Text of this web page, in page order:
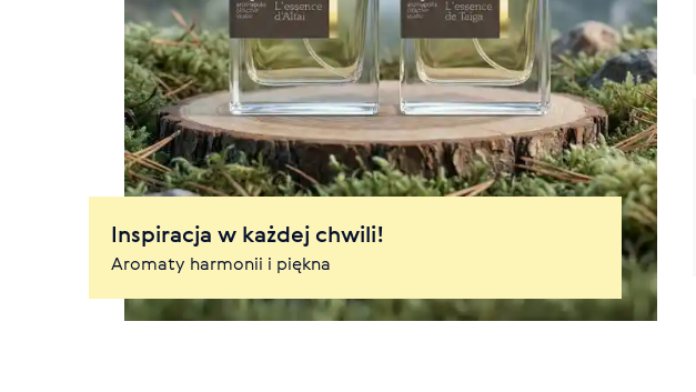
Inspiracja w każdej chwili!
Aromaty harmonii i piękna